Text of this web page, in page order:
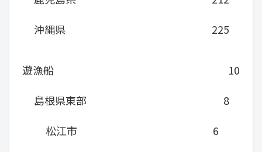
沖縄県
225
遊漁船
10
島根県東部
8
松江市
6